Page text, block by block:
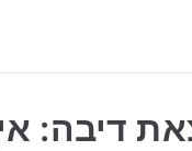
דיבה: